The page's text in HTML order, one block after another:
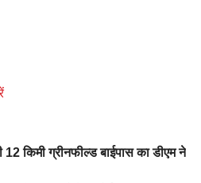
12 किमी ग्रीनफील्ड बाईपास का डीएम ने